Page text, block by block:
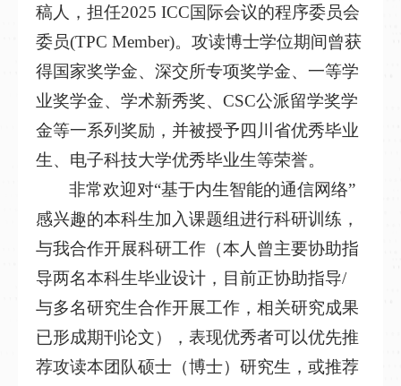
稿人，担任2025 ICC国际会议的程序委员会
委员(TPC Member)。攻读博士学位期间曾获
得国家奖学金、深交所专项奖学金、一等学
业奖学金、学术新秀奖、CSC公派留学奖学
金等一系列奖励，并被授予四川省优秀毕业
生、电子科技大学优秀毕业生等荣誉。
非常欢迎对“基于内生智能的通信网络”
感兴趣的本科生加入课题组进行科研训练，
与我合作开展科研工作（本人曾主要协助指
导两名本科生毕业设计，目前正协助指导/
与多名研究生合作开展工作，相关研究成果
已形成期刊论文），表现优秀者可以优先推
荐攻读本团队硕士（博士）研究生，或推荐